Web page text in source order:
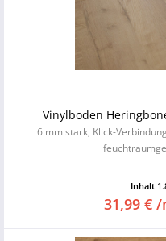
Vinylboden
6 mm stark, Klick-
Inhalt
31,99 € /